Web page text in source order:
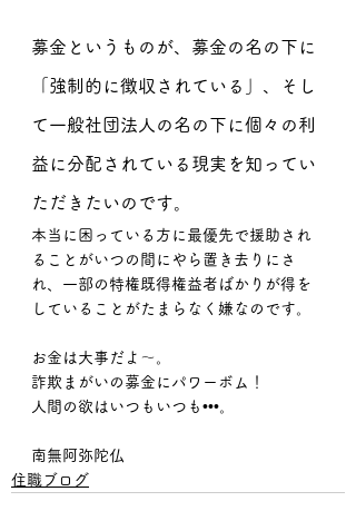
募金というものが、募金の名の下に
「強制的に徴収されている」、そし
て一般社団法人の名の下に個々の利
益に分配されている現実を知ってい
ただきたいのです。
本当に困っている方に最優先で援助され
ることがいつの間にやら置き去りにさ
れ、一部の特権既得権益者ばかりが得を
していることがたまらなく嫌なのです。
お金は大事だよ〜。
詐欺まがいの募金にパワーボム！
人間の欲はいつもいつも•••。
南無阿弥陀仏
住職ブログ